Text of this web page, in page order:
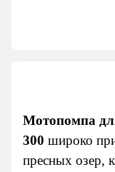
Мотопомпа
300 широко
пресных озер,